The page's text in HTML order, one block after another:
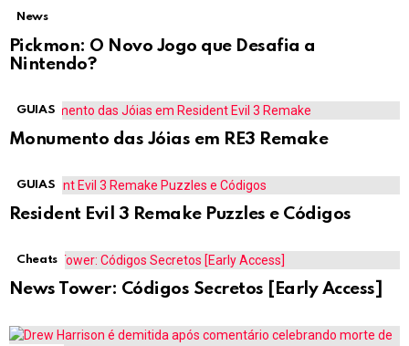
News
Pickmon: O Novo Jogo que Desafia a
Nintendo?
GUIAS
Monumento das Jóias em RE3 Remake
GUIAS
Resident Evil 3 Remake Puzzles e Códigos
Cheats
News Tower: Códigos Secretos [Early Access]